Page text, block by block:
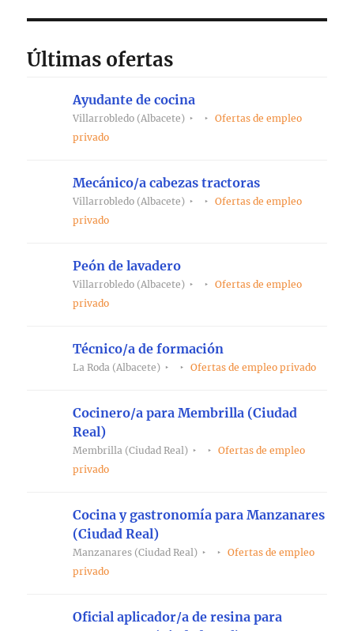
Últimas ofertas
Ayudante de cocina
Villarrobledo (Albacete)
Ofertas de empleo
privado
Mecánico/a cabezas tractoras
Villarrobledo (Albacete)
Ofertas de empleo
privado
Peón de lavadero
Villarrobledo (Albacete)
Ofertas de empleo
privado
Técnico/a de formación
La Roda (Albacete) Ofertas de empleo privado
Cocinero/a para Membrilla (Ciudad
Real)
Membrilla (Ciudad Real)
Ofertas de empleo
privado
Cocina y gastronomía para Manzanares
(Ciudad Real)
Manzanares (Ciudad Real)
Ofertas de empleo
privado
Oficial aplicador/a de resina para